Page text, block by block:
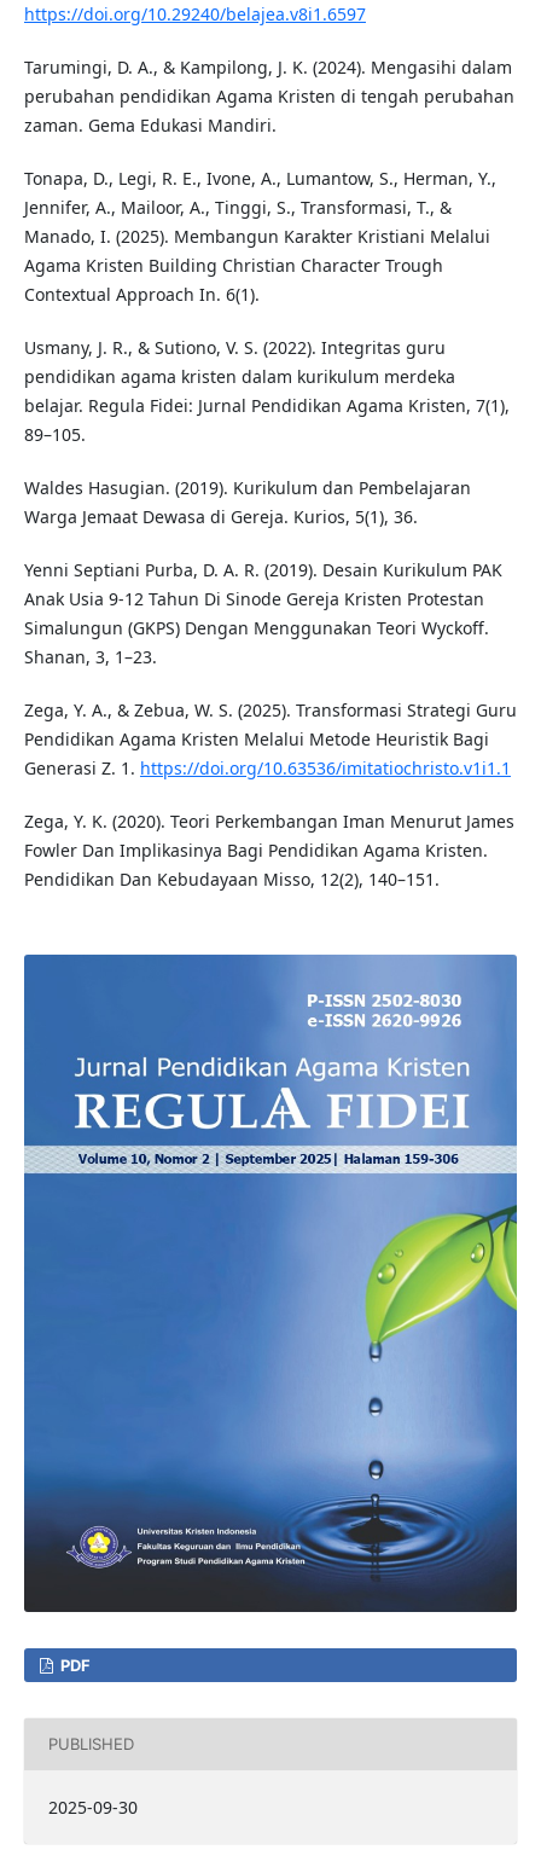
https://doi.org/10.29240/belajea.v8i1.6597
Tarumingi, D. A., & Kampilong, J. K. (2024). Mengasihi dalam
perubahan pendidikan Agama Kristen di tengah perubahan
zaman. Gema Edukasi Mandiri.
Tonapa, D., Legi, R. E., Ivone, A., Lumantow, S., Herman, Y.,
Jennifer, A., Mailoor, A., Tinggi, S., Transformasi, T., &
Manado, I. (2025). Membangun Karakter Kristiani Melalui
Agama Kristen Building Christian Character Trough
Contextual Approach In. 6(1).
Usmany, J. R., & Sutiono, V. S. (2022). Integritas guru
pendidikan agama kristen dalam kurikulum merdeka
belajar. Regula Fidei: Jurnal Pendidikan Agama Kristen, 7(1),
89–105.
Waldes Hasugian. (2019). Kurikulum dan Pembelajaran
Warga Jemaat Dewasa di Gereja. Kurios, 5(1), 36.
Yenni Septiani Purba, D. A. R. (2019). Desain Kurikulum PAK
Anak Usia 9-12 Tahun Di Sinode Gereja Kristen Protestan
Simalungun (GKPS) Dengan Menggunakan Teori Wyckoff.
Shanan, 3, 1–23.
Zega, Y. A., & Zebua, W. S. (2025). Transformasi Strategi Guru
Pendidikan Agama Kristen Melalui Metode Heuristik Bagi
Generasi Z. 1. https://doi.org/10.63536/imitatiochristo.v1i1.1
Zega, Y. K. (2020). Teori Perkembangan Iman Menurut James
Fowler Dan Implikasinya Bagi Pendidikan Agama Kristen.
Pendidikan Dan Kebudayaan Misso, 12(2), 140–151.
PDF
PUBLISHED
2025-09-30